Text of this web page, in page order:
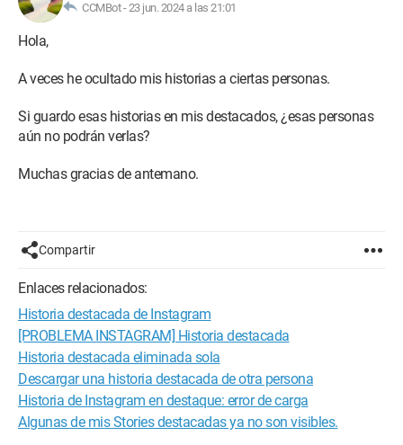
CCMBot -23 jun. 2024 a las 21:01
Hola,
A veces he ocultado mis historias a ciertas personas.
Si guardo esas historias en mis destacados, ¿esas personas
aún no podrán verlas?
Muchas gracias de antemano.
Compartir
Enlaces relacionados:
Historia destacada de Instagram
[PROBLEMA INSTAGRAM] Historia destacada
Historia destacada eliminada sola
Descargar una historia destacada de otra persona
Historia de Instagram en destaque: error de carga
Algunas de mis Stories destacadas ya no son visibles.